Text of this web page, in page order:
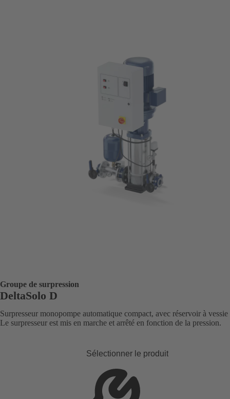
Groupe de surpression
DeltaSolo D
Surpresseur monopompe automatique compact, avec réservoir à
Le surpresseur est mis en marche et arrêté en fonction de la pression.
Sélectionner le produit